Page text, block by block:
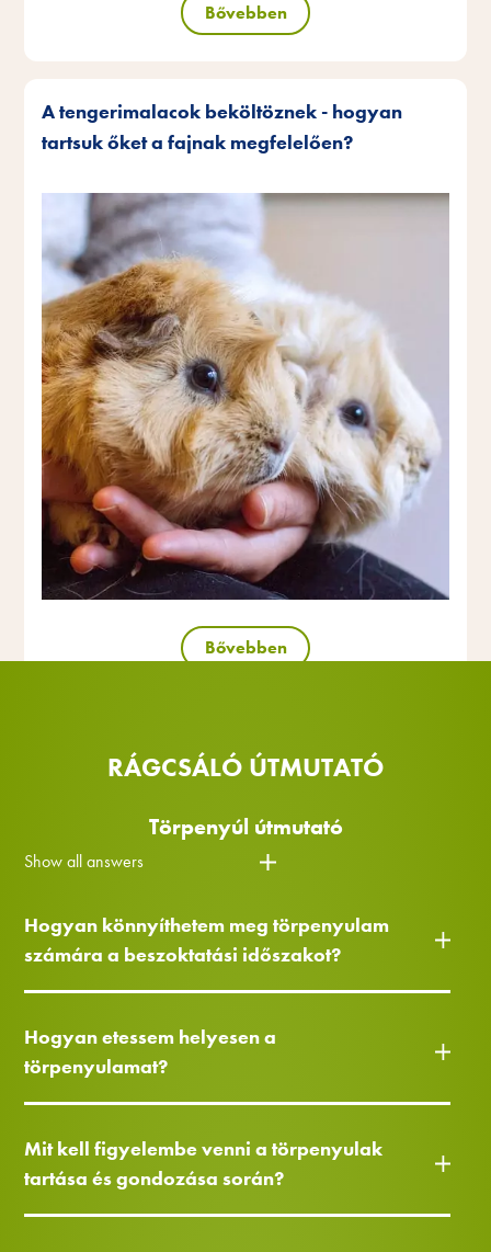
Bővebben
A tengerimalacok beköltöznek - hogyan
tartsuk őket a fajnak megfelelően?
Bővebben
RÁGCSÁLÓ ÚTMUTATÓ
Törpenyúl útmutató
Show all answers
Hogyan könnyíthetem meg törpenyulam
számára a beszoktatási időszakot?
Hogyan etessem helyesen a
törpenyulamat?
Mit kell figyelembe venni a törpenyulak
tartása és gondozása során?